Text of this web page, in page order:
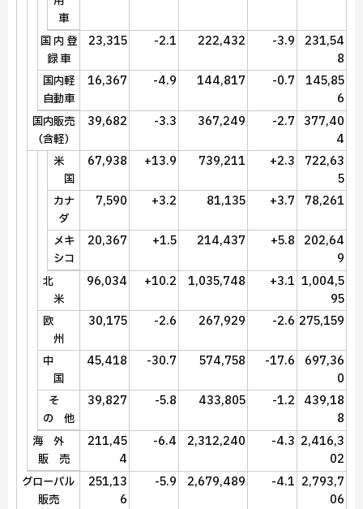
車
国 内 登
録 車
23,315 -2.1 222,432 -3.9
231,54
8
国内軽
自動車
16,367 -4.9 144,817 -0.7
145,85
6
国内販売
（含軽）
39,682 -3.3 367,249 -2.7
377,40
4
米
国
67,938 +13.9 739,211 +2.3
722,63
5
カナ
ダ
7,590 +3.2 81,135 +3.7 78,261
メキ
シコ
20,367 +1.5 214,437 +5.8
202,64
9
北
米
96,034 +10.2 1,035,748 +3.1 1,004,5
95
欧
州
30,175 -2.6 267,929 -2.6 275,159
中
国
45,418 -30.7 574,758 -17.6
697,36
0
そ
の 他
39,827 -5.8 433,805 -1.2
439,18
8
海 外
販 売
211,45
4
-6.4 2,312,240 -4.3 2,416,3
02
グローバル
販売
251,13
6
-5.9 2,679,489 -4.1 2,793,7
06